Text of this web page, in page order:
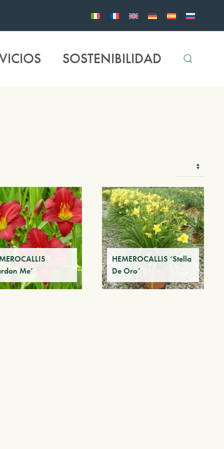
SOSTENIBILIDAD
Me’
HEMEROCALLIS ‘Stella
De Oro’